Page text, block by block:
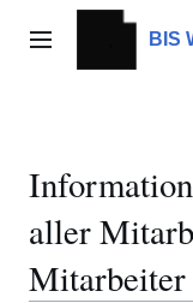
Inhalt
springenHauptmenü BIS
aller
Mitarbeiter